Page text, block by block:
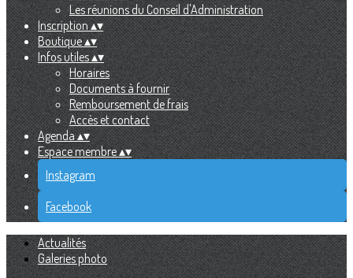
Les réunions du Conseil d'Administration
Inscription▴▾
Boutique▴▾
Infos utiles▴▾
Horaires
Documents à fournir
Remboursement de frais
Accès et contact
Agenda▴▾
Espace membre▴▾
Instagram
Facebook
Actualités
Galeries photo